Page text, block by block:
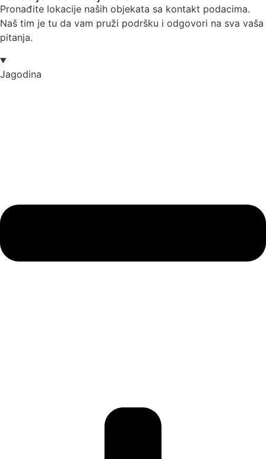
Pronađite lokacije naših objekata sa kontakt podacima.
Naš tim je tu da vam pruži podršku i odgovori na sva vaša
pitanja.
Jagodina